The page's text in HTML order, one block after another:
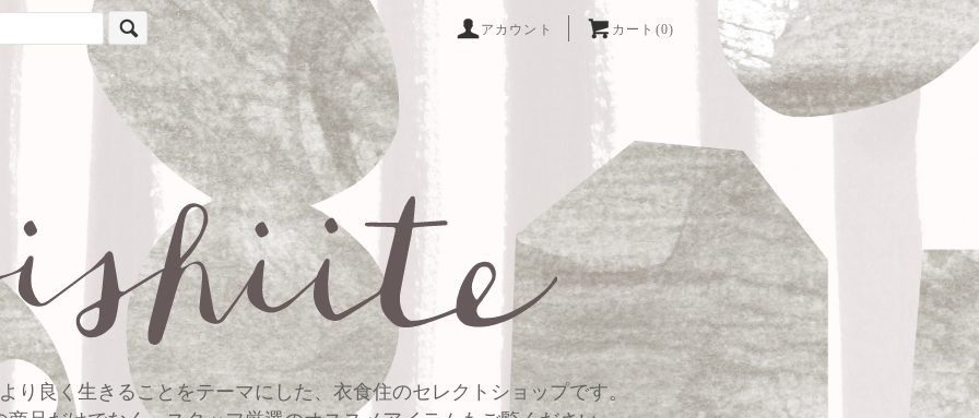
アカウント カート(0)
り良く生きることをテーマにした、衣食住のセレクトショップです。